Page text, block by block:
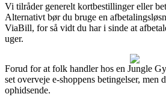
Vi tilråder generelt kortbestillinger eller
Alternativt bør du bruge en
ViaBill, for så vidt du har i sinde at
uger.
Forud for at folk handler hos en Jungle
set overveje e-shoppens betingelser, men
ophidsende.